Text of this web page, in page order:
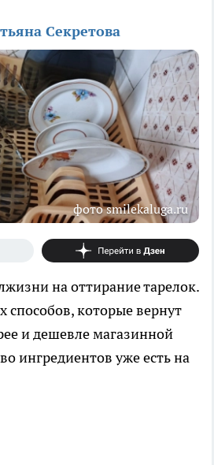
Секретова
фото smilekaluga.ru
на оттирание тарелок.
способов, которые вернут
и дешевле магазинной
ингредиентов уже есть на